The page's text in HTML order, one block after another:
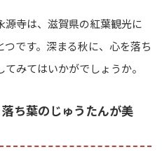
寺は、滋賀県の紅葉観光に
です。深まる秋に、心を落ち
みてはいかがでしょうか。
ち葉のじゅうたんが美